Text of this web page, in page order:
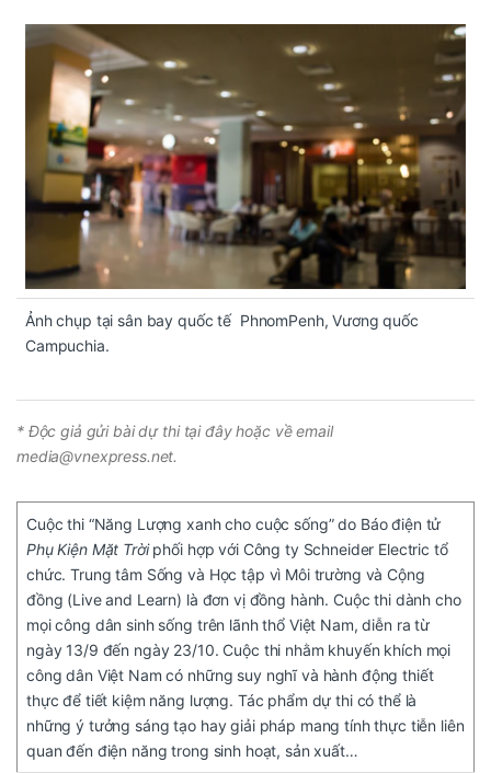
Ảnh chụp tại sân bay quốc tế PhnomPenh, Vương quốc
Campuchia.
* Độc giả gửi bài dự thi tại đây hoặc về email
media@vnexpress.net.
Cuộc thi “Năng Lượng xanh cho cuộc sống” do Báo điện tử
Phụ Kiện Mặt Trờiphối hợp với Công ty Schneider Electric tổ
chức. Trung tâm Sống và Học tập vì Môi trường và Cộng
đồng (Live and Learn) là đơn vị đồng hành. Cuộc thi dành cho
mọi công dân sinh sống trên lãnh thổ Việt Nam, diễn ra từ
ngày 13/9 đến ngày 23/10. Cuộc thi nhằm khuyến khích mọi
công dân Việt Nam có những suy nghĩ và hành động thiết
thực để tiết kiệm năng lượng. Tác phẩm dự thi có thể là
những ý tưởng sáng tạo hay giải pháp mang tính thực tiễn liên
quan đến điện năng trong sinh hoạt, sản xuất…